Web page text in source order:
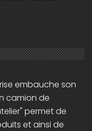
embauche son
camion de
permet de
et ainsi de